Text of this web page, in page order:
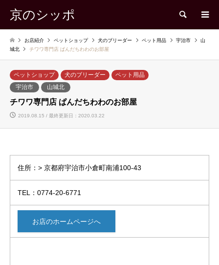
京のシッポ 検索
お店紹介 ペットショップ 犬のブリーダー ペット用品 宇治市
山
城北
チワワ専門店 ぱんだちわわのお部屋
ペットショップ 犬のブリーダー
ペット用品
宇治市
山城北
チワワ専門店 ぱんだちわわのお部屋
2019.08.15 / 最終更新日：2020.03.22
住所：> 京都府宇治市小倉町南浦100-43
TEL：0774-20-6771
お店のホームページへ